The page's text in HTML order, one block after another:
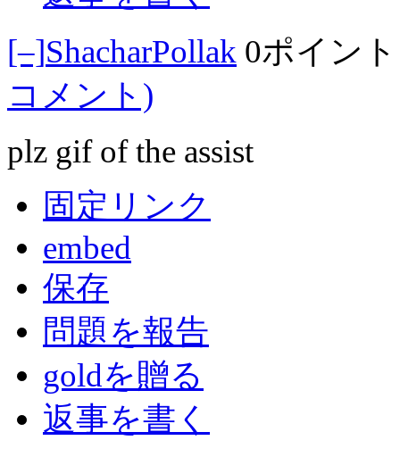
[–]ShacharPollak 0ポイント
コメント)
plz gif of the assist
固定リンク
embed
保存
問題を報告
goldを贈る
返事を書く